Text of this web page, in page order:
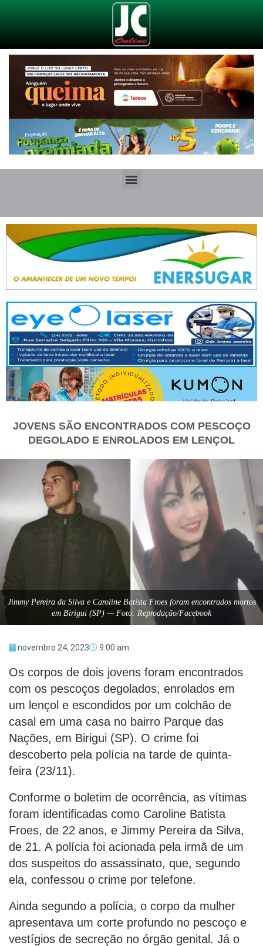
JOVENS SÃO ENCONTRADOS COM PESCOÇO
DEGOLADO E ENROLADOS EM LENÇOL
Jimmy Pereira da Silva e Caroline Batista Froes foram encontrados mortos
em Birigui (SP) — Foto: Reprodução/Facebook
novembro 24, 2023 9:00 am
Os corpos de dois jovens foram encontrados
com os pescoços degolados, enrolados em
um lençol e escondidos por um colchão de
casal em uma casa no bairro Parque das
Nações, em Birigui (SP). O crime foi
descoberto pela polícia na tarde de quinta-
feira (23/11).
Conforme o boletim de ocorrência, as vítimas
foram identificadas como Caroline Batista
Froes, de 22 anos, e Jimmy Pereira da Silva,
de 21. A polícia foi acionada pela irmã de um
dos suspeitos do assassinato, que, segundo
ela, confessou o crime por telefone.
Ainda segundo a polícia, o corpo da mulher
apresentava um corte profundo no pescoço e
vestígios de secreção no órgão genital. Já o